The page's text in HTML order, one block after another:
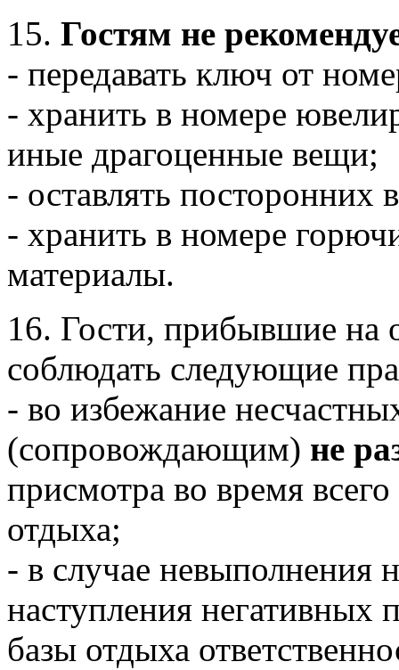
15. Гостям не
- передавать ключ от
- хранить в номере
иные драгоценные вещи;
- оставлять посторонних
- хранить в номере
материалы.
16. Гости, прибывшие на
соблюдать следующие
- во избежание
(сопровождающим) не
присмотра во время
отдыха;
- в случае невыполнения
наступления негативных
базы отдыха